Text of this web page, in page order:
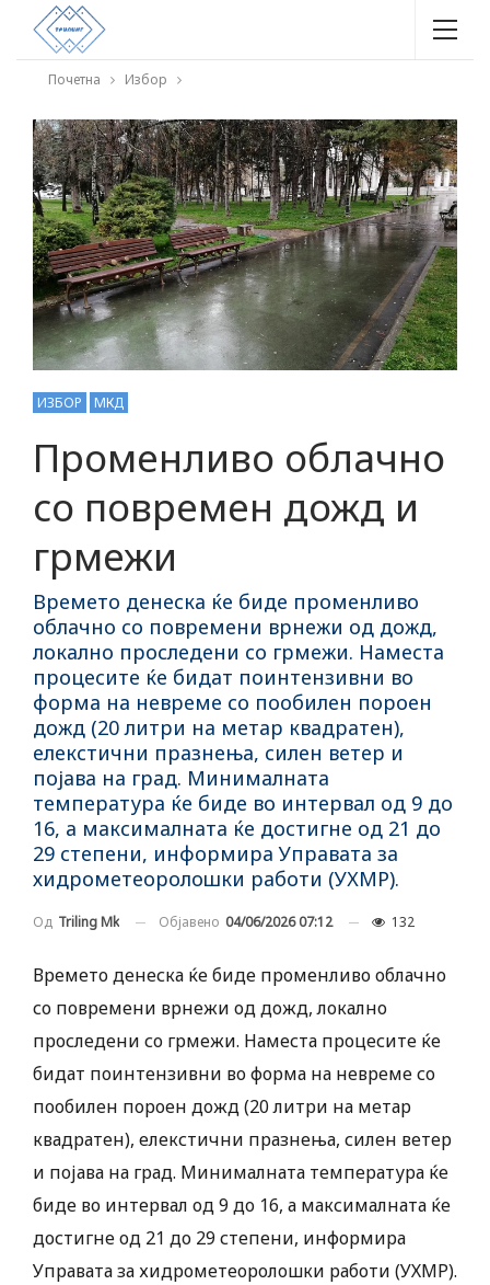
Почетна Избор
ИЗБОР МКД
Променливо облачно
со повремен дожд и
грмежи
Времето денеска ќе биде променливо
облачно со повремени врнежи од дожд,
локално проследени со грмежи. Наместа
процесите ќе бидат поинтензивни во
форма на невреме со пообилен пороен
дожд (20 литри на метар квадратен),
елекстични празнења, силен ветер и
појава на град. Минималната
температура ќе биде во интервал од 9 до
16, а максималната ќе достигне од 21 до
29 степени, информира Управата за
хидрометеоролошки работи (УХМР).
Од Triling Mk Објавено 04/06/2026 07:12 132
Времето денеска ќе биде променливо облачно
со повремени врнежи од дожд, локално
проследени со грмежи. Наместа процесите ќе
бидат поинтензивни во форма на невреме со
пообилен пороен дожд (20 литри на метар
квадратен), елекстични празнења, силен ветер
и појава на град. Минималната температура ќе
биде во интервал од 9 до 16, а максималната ќе
достигне од 21 до 29 степени, информира
Управата за хидрометеоролошки работи (УХМР).